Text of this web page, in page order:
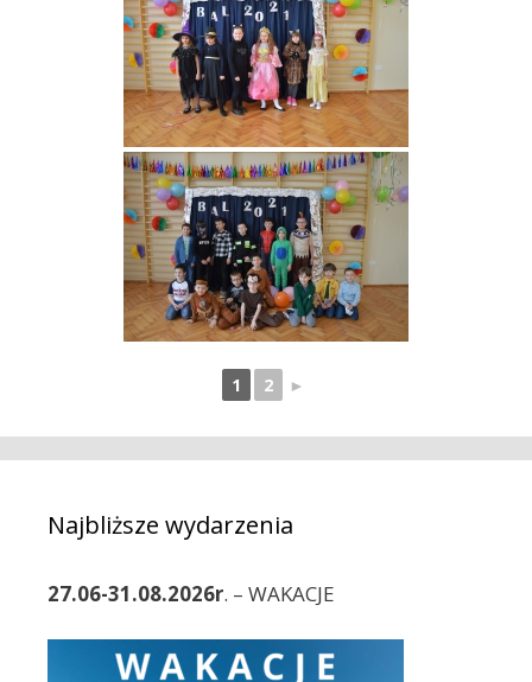
1 2 ►
Najbliższe wydarzenia
27.06-31.08.2026r. – WAKACJE